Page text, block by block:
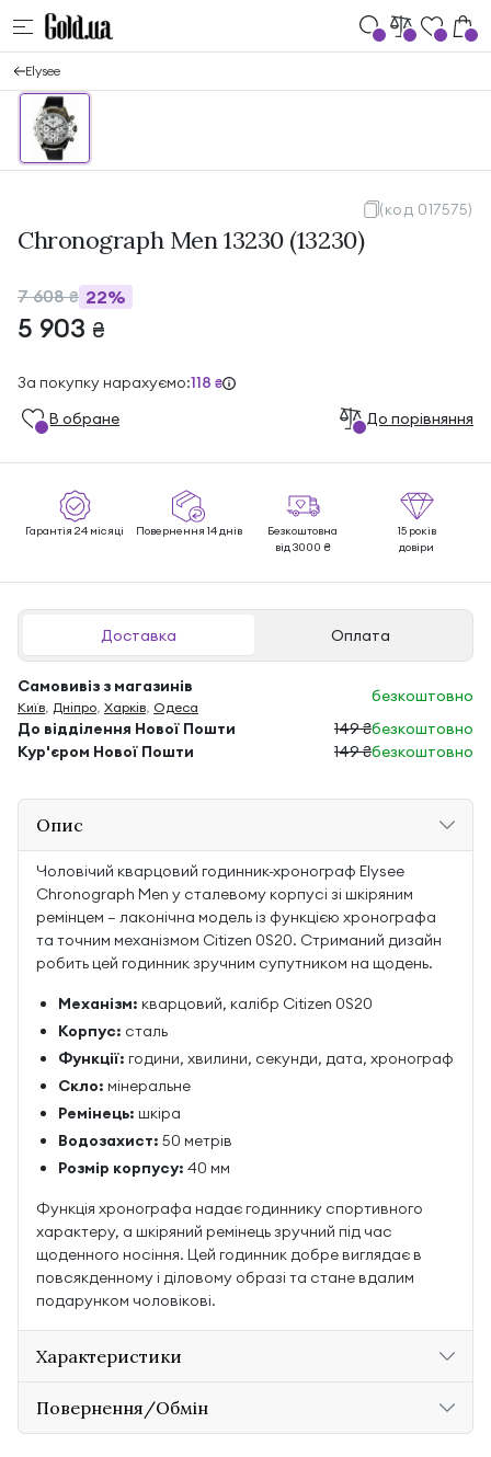
Elysee
(код 017575)
Chronograph Men 13230 (13230)
7 608₴ 22%
5 903 ₴
За покупку нарахуємо:118 ₴
В обране До порівняння
Гарантія 24 місяці Повернення 14 днів
Безкоштовна
від 3000 ₴
15 років
довіри
Доставка Оплата
Самовивіз з магазинів
Київ, Дніпро, Харків, Одеса
безкоштовно
До відділення Нової Пошти
149 ₴безкоштовно
Кур'єром Нової Пошти
149 ₴безкоштовно
Опис
Чоловічий кварцовий годинник-хронограф Elysee
Chronograph Men у сталевому корпусі зі шкіряним
ремінцем — лаконічна модель із функцією хронографа
та точним механізмом Citizen 0S20. Стриманий дизайн
робить цей годинник зручним супутником на щодень.
Механізм: кварцовий, калібр Citizen 0S20
Корпус: сталь
Функції: години, хвилини, секунди, дата, хронограф
Скло: мінеральне
Ремінець: шкіра
Водозахист: 50 метрів
Розмір корпусу: 40 мм
Функція хронографа надає годиннику спортивного
характеру, а шкіряний ремінець зручний під час
щоденного носіння. Цей годинник добре виглядає в
повсякденному і діловому образі та стане вдалим
подарунком чоловікові.
Характеристики
Повернення/Обмін